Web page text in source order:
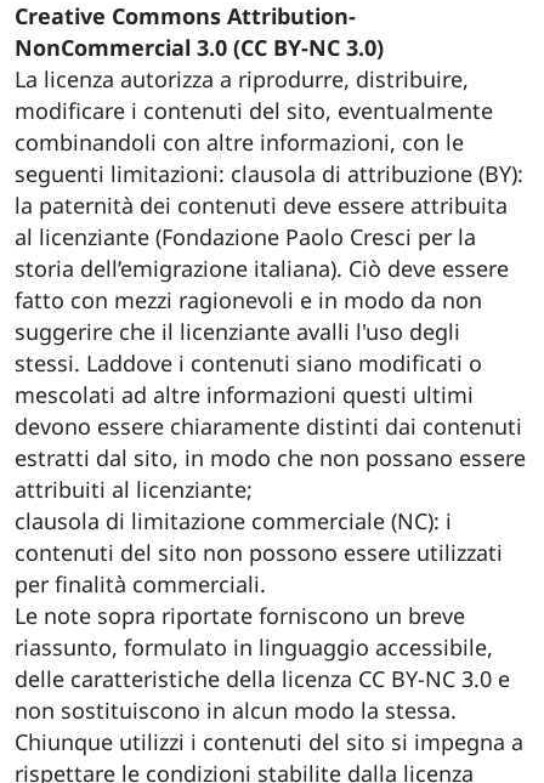
Creative Commons Attribution-
NonCommercial 3.0 (CC BY-NC 3.0)
La licenza autorizza a riprodurre, distribuire,
modificare i contenuti del sito, eventualmente
combinandoli con altre informazioni, con le
seguenti limitazioni: clausola di attribuzione (BY):
la paternità dei contenuti deve essere attribuita
al licenziante (Fondazione Paolo Cresci per la
storia dell’emigrazione italiana). Ciò deve essere
fatto con mezzi ragionevoli e in modo da non
suggerire che il licenziante avalli l'uso degli
stessi. Laddove i contenuti siano modificati o
mescolati ad altre informazioni questi ultimi
devono essere chiaramente distinti dai contenuti
estratti dal sito, in modo che non possano essere
attribuiti al licenziante;
clausola di limitazione commerciale (NC): i
contenuti del sito non possono essere utilizzati
per finalità commerciali.
Le note sopra riportate forniscono un breve
riassunto, formulato in linguaggio accessibile,
delle caratteristiche della licenza CC BY-NC 3.0 e
non sostituiscono in alcun modo la stessa.
Chiunque utilizzi i contenuti del sito si impegna a
rispettare le condizioni stabilite dalla licenza